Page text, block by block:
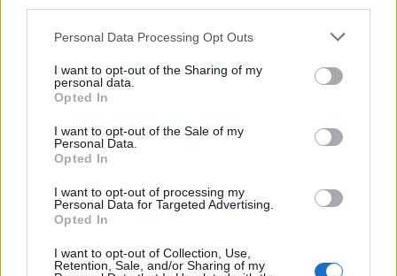
Please note that this website/app uses one or more Google
not limited to your visit or usage behaviour. You may click to
grant or deny consent to Google and its third-party tags to
use your data for below specified purposes in below Google
consent section.
Personal Data Processing Opt Outs
I want to opt-out of the Sharing of my
personal data.
Opted In
I want to opt-out of the Sale of my
Personal Data.
Opted In
I want to opt-out of processing my
Personal Data for Targeted Advertising.
Opted In
I want to opt-out of Collection, Use,
Retention, Sale, and/or Sharing of my
Rachel Thonson
Scuola Inglese Olbia
Scuola Olbia
Inviaci le tue segnalazioni,
Su WhatsApp al numero +39
345 356 7512